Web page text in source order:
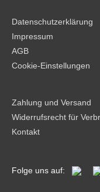
Datenschutzerklärung
Impressum
AGB
Cookie-Einstellungen
Zahlung und Versand
Widerrufsrecht für
Kontakt
Folge uns auf: